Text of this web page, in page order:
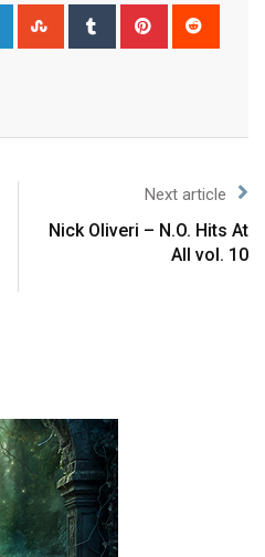
Next article
Nick Oliveri – N.O. Hits At
All vol. 10